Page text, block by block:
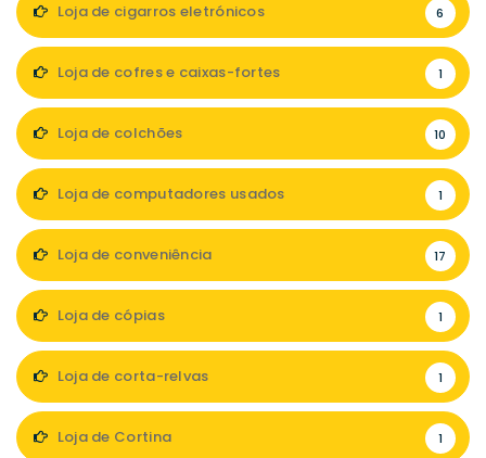
Loja de cigarros eletrónicos 6
Loja de cofres e caixas-fortes 1
Loja de colchões 10
Loja de computadores usados 1
Loja de conveniência 17
Loja de cópias 1
Loja de corta-relvas 1
Loja de Cortina 1